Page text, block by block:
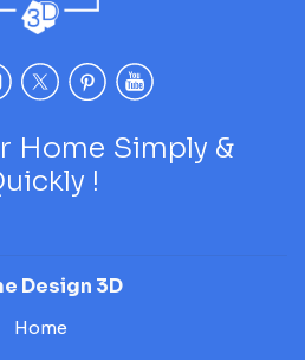
Home Simply &
!
Design 3D
Home